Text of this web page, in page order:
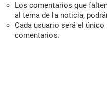
Los comentarios que
al tema de la noticia,
Cada usuario será el
comentarios.